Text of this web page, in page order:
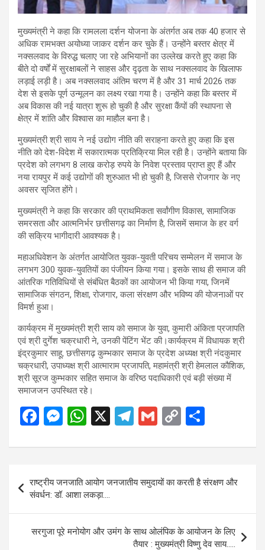
मुख्यमंत्री ने कहा कि रामलला दर्शन योजना के अंतर्गत अब तक 40 हजार से
अधिक रामभक्त अयोध्या जाकर दर्शन कर चुके हैं। उन्होंने बस्तर क्षेत्र में
नक्सलवाद के विरुद्ध चलाए जा रहे अभियानों का उल्लेख करते हुए कहा कि
बीते दो वर्षों में सुरक्षाबलों ने साहस और दृढ़ता के साथ नक्सलवाद के खिलाफ
लड़ाई लड़ी है। अब नक्सलवाद अंतिम चरण में है और 31 मार्च 2026 तक
देश से इसके पूर्ण उन्मूलन का लक्ष्य रखा गया है। उन्होंने कहा कि बस्तर में
अब विकास की नई यात्रा शुरू हो चुकी है और सुरक्षा कैंपों की स्थापना से
क्षेत्र में शांति और विश्वास का माहौल बना है।
मुख्यमंत्री श्री साय ने नई उद्योग नीति की सराहना करते हुए कहा कि इस
नीति को देश-विदेश में सकारात्मक प्रतिक्रिया मिल रही है। उन्होंने बताया कि
प्रदेश को लगभग 8 लाख करोड़ रुपये के निवेश प्रस्ताव प्राप्त हुए हैं और
नया रायपुर में कई उद्योगों की शुरुआत भी हो चुकी है, जिससे रोजगार के नए
अवसर सृजित होंगे।
मुख्यमंत्री ने कहा कि सरकार की प्राथमिकता सर्वांगीण विकास, सामाजिक
समरसता और आत्मनिर्भर छत्तीसगढ़ का निर्माण है, जिसमें समाज के हर वर्ग
की सक्रिय भागीदारी आवश्यक है।
महाअधिवेशन के अंतर्गत आयोजित युवक-युवती परिचय सम्मेलन में समाज के
लगभग 300 युवक-युवतियों का पंजीयन किया गया। इसके साथ ही समाज की
आंतरिक गतिविधियों से संबंधित बैठकों का आयोजन भी किया गया, जिनमें
सामाजिक संगठन, शिक्षा, रोजगार, कला संरक्षण और भविष्य की योजनाओं पर
विमर्श हुआ।
कार्यक्रम में मुख्यमंत्री श्री साय को समाज के युवा, कुमारी अंकिता प्रजापति
एवं श्री दुर्गेश चक्रधारी ने, उनकी पेंटिंग भेंट की।कार्यक्रम में विधायक श्री
इंद्रकुमार साहू, छत्तीसगढ़ कुम्भकार समाज के प्रदेश अध्यक्ष श्री नंदकुमार
चक्रधारी, उपाध्यक्ष श्री आत्माराम प्रजापति, महामंत्री श्री हेमलाल कौशिक,
श्री सूरज कुम्भकार सहित समाज के वरिष्ठ पदाधिकारी एवं बड़ी संख्या में
समाजजन उपस्थित रहे।
F
ce
b
o
o
k
M
se
g
er
W
at
A
p
p
X
T
e
a
m
G
ail
C
py
Li
n
k
ar
e
navigation
राष्ट्रीय जनजाति आयोग जनजातीय समुदायों का करती है संरक्षण और
संवर्धन: डॉ. आशा लकड़ा….
सरगुजा पूरे मनोयोग और उमंग के साथ ओलंपिक के आयोजन के लिए
तैयार : मुख्यमंत्री विष्णु देव साय…..